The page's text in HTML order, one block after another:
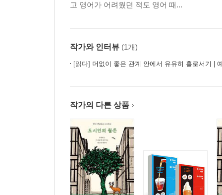
고 영어가 어려웠던 적도 영어 때...
작가와 인터뷰 (1개)
[읽다] 더없이 좋은 관계 안에서 유유히 홀로서기 |
작가의 다른 상품